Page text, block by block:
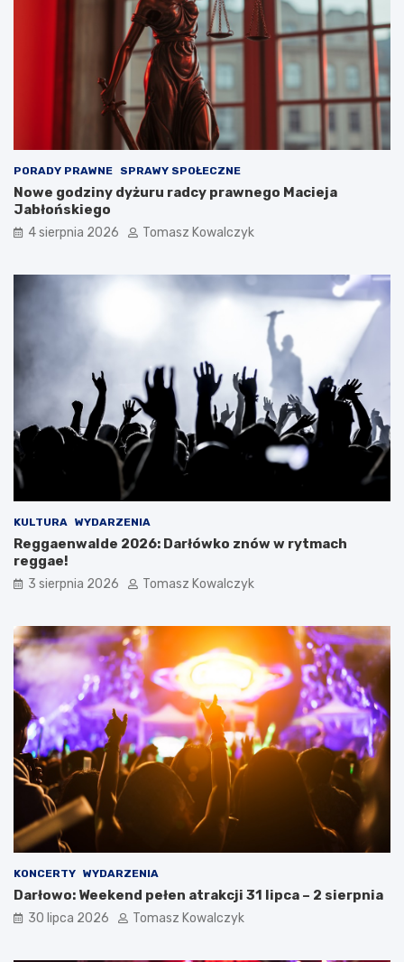
PORADY PRAWNE SPRAWY SPOŁECZNE
Nowe godziny dyżuru radcy prawnego Macieja
Jabłońskiego
4 sierpnia 2026 Tomasz Kowalczyk
KULTURA WYDARZENIA
Reggaenwalde 2026: Darłówko znów w rytmach
reggae!
3 sierpnia 2026 Tomasz Kowalczyk
KONCERTY WYDARZENIA
Darłowo: Weekend pełen atrakcji 31 lipca – 2 sierpnia
30 lipca 2026 Tomasz Kowalczyk